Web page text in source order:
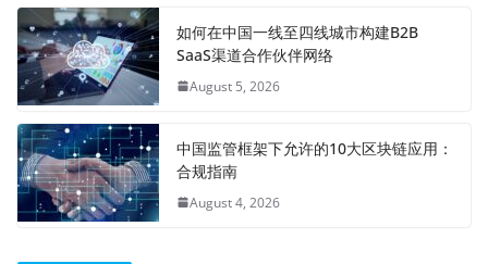
如何在中国一线至四线城市构建B2B
SaaS渠道合作伙伴网络
August 5, 2026
中国监管框架下允许的10大区块链应用：
合规指南
August 4, 2026